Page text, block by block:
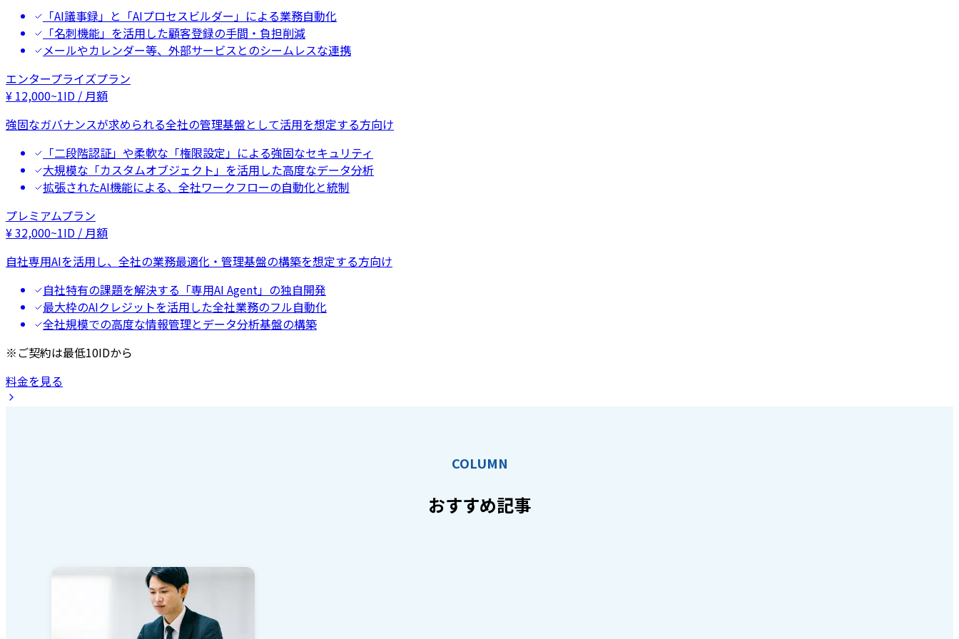
「AI議事録」と「AIプロセスビルダー」による業務自動化
「名刺機能」を活用した顧客登録の手間・負担削減
メールやカレンダー等、外部サービスとのシームレスな連携
エンタープライズプラン
¥ 12,000~1ID / 月額
強固なガバナンスが求められる全社の管理基盤として活用を想定する方向け
「二段階認証」や柔軟な「権限設定」による強固なセキュリティ
大規模な「カスタムオブジェクト」を活用した高度なデータ分析
拡張されたAI機能による、全社ワークフローの自動化と統制
プレミアムプラン
¥32,000~1ID / 月額
自社専用AIを活用し、全社の業務最適化・管理基盤の構築を想定する方向け
自社特有の課題を解決する「専用AI Agent」の独自開発
最大枠のAIクレジットを活用した全社業務のフル自動化
全社規模での高度な情報管理とデータ分析基盤の構築
※ご契約は最低10IDから
料金を見る
COLUMN
おすすめ記事